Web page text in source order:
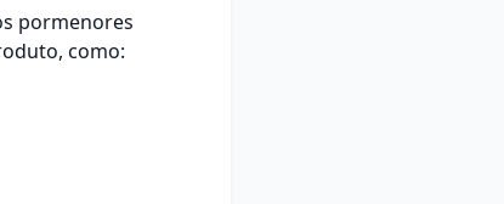
pormenores
como: